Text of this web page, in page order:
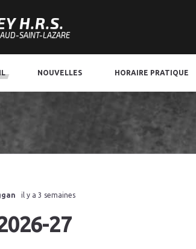
H.R.S.
SAINT-LAZARE
NOUVELLES HORAIRE PRATIQUE
il y a 3 semaines
27